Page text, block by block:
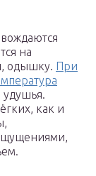
на
одышку. При
удушья.
как и